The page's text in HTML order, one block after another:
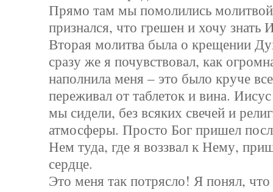
Прямо там мы помолились
признался, что грешен и хочу знать
Вторая молитва была о крещении
сразу же я почувствовал, как
наполнила меня – это было круче
переживал от таблеток и вина.
мы сидели, без всяких свечей и
атмосферы. Просто Бог пришел
Нем туда, где я воззвал к Нему,
сердце.
Это меня так потрясло! Я понял, что